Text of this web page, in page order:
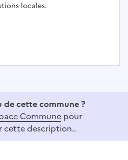
locales.
de cette commune ?
Commune pour
cette description..